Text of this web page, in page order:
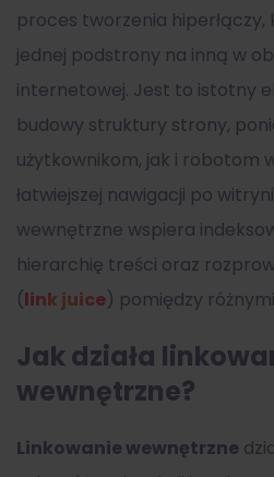
proces tworzenia
jednej podstrony na inną w
internetowej. Jest to istotny
budowy struktury strony,
użytkownikom, jak i robotom
łatwiejszej nawigacji po
wewnętrzne wspiera
hierarchię treści oraz
(link juice) pomiędzy
Jak działa
wewnętrzne?
Linkowanie wewnętrzne